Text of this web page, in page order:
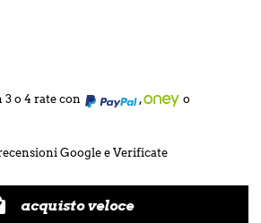
3 o 4 rate con , o
Google e Verificate
acquisto veloce